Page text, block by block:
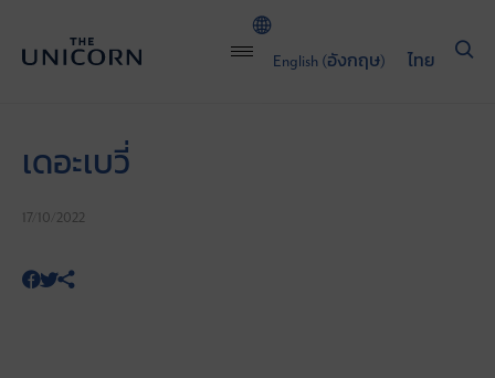
English (อังกฤษ) ไทย
เดอะเบวี่
17/10/2022